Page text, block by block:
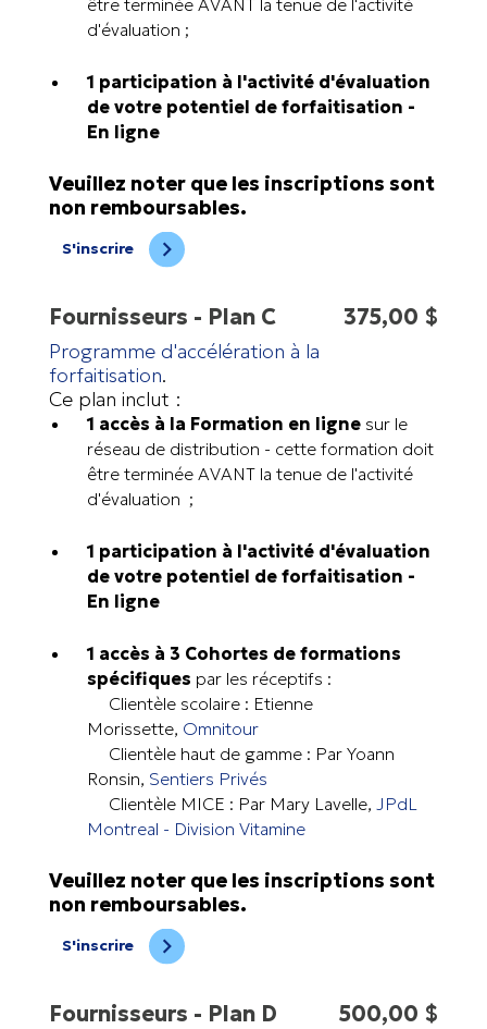
être terminée AVANT la tenue de l'activité
d'évaluation ;
1 participation à l'activité d'évaluation
de votre potentiel de forfaitisation -
En ligne
Veuillez noter que les inscriptions sont
non remboursables.
S'inscrire
Fournisseurs - Plan C 375,00 $
Programme d'accélération à la
forfaitisation.
Ce plan inclut :
1 accès à la Formation en ligne sur le
réseau de distribution - cette formation doit
être terminée AVANT la tenue de l'activité
d'évaluation ;
1 participation à l'activité d'évaluation
de votre potentiel de forfaitisation -
En ligne
1 accès à 3 Cohortes de formations
spécifiques par les réceptifs :
Clientèle scolaire : Etienne
Morissette, Omnitour
Clientèle haut de gamme : Par Yoann
Ronsin, Sentiers Privés
Clientèle MICE : Par Mary Lavelle, JPdL
Montreal - Division Vitamine
Veuillez noter que les inscriptions sont
non remboursables.
S'inscrire
Fournisseurs - Plan D 500,00 $